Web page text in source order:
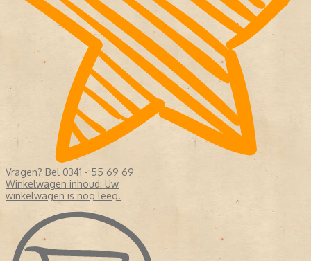
Vragen? Bel 0341 - 55 69 69
Winkelwagen inhoud: Uw
winkelwagen is nog leeg.